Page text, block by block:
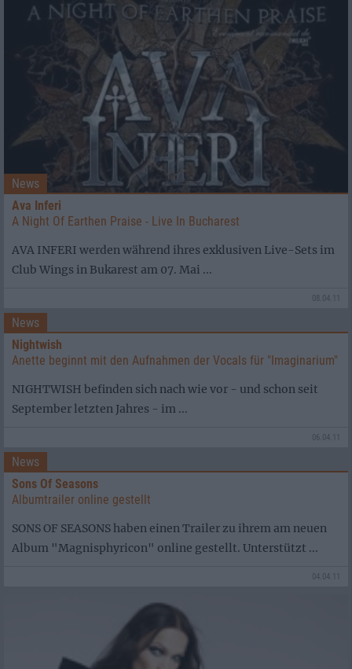
News
Ava Inferi
A Night Of Earthen Praise - Live In Bucharest
AVA INFERI werden während ihres exklusiven Live-Sets im
Club Wings in Bukarest am 07. Mai ...
08.04.11
News
Nightwish
Anette beginnt mit den Aufnahmen der Vocals für "Imaginarium"
NIGHTWISH befinden sich nach wie vor - und schon seit
September letzten Jahres - im ...
06.04.11
News
Sons Of Seasons
Albumtrailer online gestellt
SONS OF SEASONS haben einen Trailer zu ihrem am neuen
Album "Magnisphyricon" online gestellt. Unterstützt ...
04.04.11